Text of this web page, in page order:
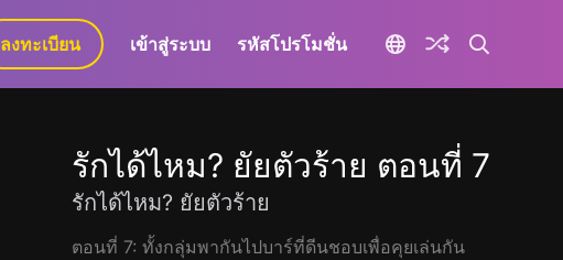
GaLa+
ลงทะเบียน เข้าสู่ระบบ รหัสโปรโมชั่น
รักได้ไหม? ยัยตัวร้าย ตอนที่ 7
รักได้ไหม? ยัยตัวร้าย
ตอนที่ 7: ทั้งกลุ่มพากันไปบาร์ที่ดีนชอบเพื่อคุยเล่นกัน